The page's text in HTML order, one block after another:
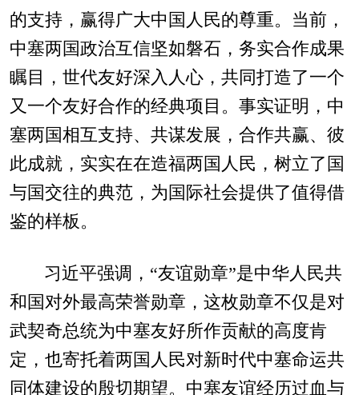
的支持，赢得广大中国人民的尊重。当前，
中塞两国政治互信坚如磐石，务实合作成果
瞩目，世代友好深入人心，共同打造了一个
又一个友好合作的经典项目。事实证明，中
塞两国相互支持、共谋发展，合作共赢、彼
此成就，实实在在造福两国人民，树立了国
与国交往的典范，为国际社会提供了值得借
鉴的样板。
习近平强调，“友谊勋章”是中华人民共
和国对外最高荣誉勋章，这枚勋章不仅是对
武契奇总统为中塞友好所作贡献的高度肯
定，也寄托着两国人民对新时代中塞命运共
同体建设的殷切期望。中塞友谊经历过血与